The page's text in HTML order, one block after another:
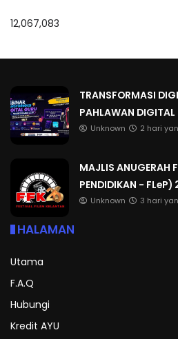
12,067,083
TRANSFORMASI
PAHLAWAN DIGITAL
Unknown 2 hari
MAJLIS ANUGERAH
PENDIDIKAN - FLeP)
Unknown 3 hari
HALAMAN
Utama
F.A.Q
Hubungi
Kredit AYU